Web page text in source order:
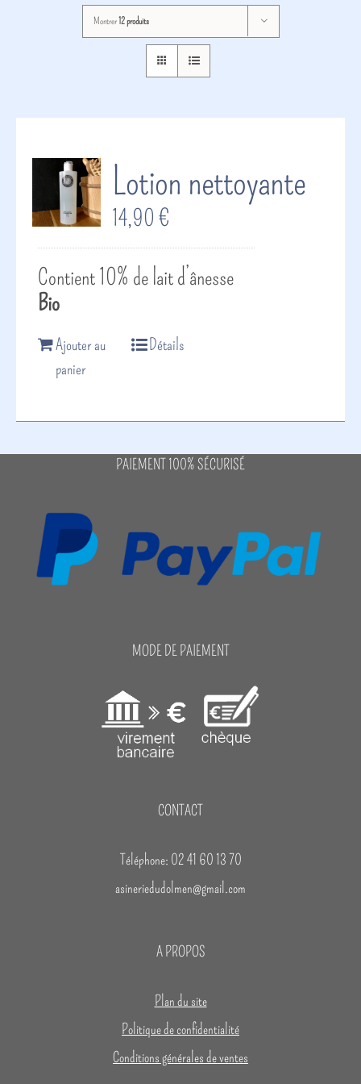
Montrer12 produits
Lotion nettoyante
14,90€
Contient 10% de lait d’ânesse
Bio
Ajouter au
panier
Détails
PAIEMENT 100% SÉCURISÉ
MODE DE PAIEMENT
CONTACT
Téléphone: 02 41 60 13 70
asineriedudolmen@gmail.com
A PROPOS
Plan du site
Politique de confidentialité
Conditions générales de ventes